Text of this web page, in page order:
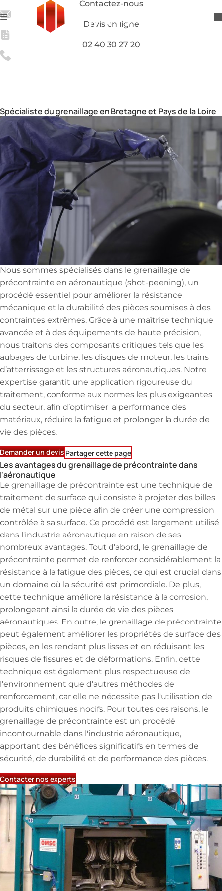
Contactez-nous
Devis en ligne
02 40 30 27 20
Spécialiste du grenaillage en Bretagne et Pays de la Loire
Nous sommes spécialisés dans le grenaillage de
précontrainte en aéronautique (shot-peening), un
procédé essentiel pour améliorer la résistance
mécanique et la durabilité des pièces soumises à des
contraintes extrêmes. Grâce à une maîtrise technique
avancée et à des équipements de haute précision,
nous traitons des composants critiques tels que les
aubages de turbine, les disques de moteur, les trains
d’atterrissage et les structures aéronautiques. Notre
expertise garantit une application rigoureuse du
traitement, conforme aux normes les plus exigeantes
du secteur, afin d’optimiser la performance des
matériaux, réduire la fatigue et prolonger la durée de
vie des pièces.
Demander un devisPartager cette page
Les avantages du grenaillage de précontrainte dans
l'aéronautique
Le grenaillage de précontrainte est une technique de
traitement de surface qui consiste à projeter des billes
de métal sur une pièce afin de créer une compression
contrôlée à sa surface. Ce procédé est largement utilisé
dans l'industrie aéronautique en raison de ses
nombreux avantages. Tout d'abord, le grenaillage de
précontrainte permet de renforcer considérablement la
résistance à la fatigue des pièces, ce qui est crucial dans
un domaine où la sécurité est primordiale. De plus,
cette technique améliore la résistance à la corrosion,
prolongeant ainsi la durée de vie des pièces
aéronautiques. En outre, le grenaillage de précontrainte
peut également améliorer les propriétés de surface des
pièces, en les rendant plus lisses et en réduisant les
risques de fissures et de déformations. Enfin, cette
technique est également plus respectueuse de
l'environnement que d'autres méthodes de
renforcement, car elle ne nécessite pas l'utilisation de
produits chimiques nocifs. Pour toutes ces raisons, le
grenaillage de précontrainte est un procédé
incontournable dans l'industrie aéronautique,
apportant des bénéfices significatifs en termes de
sécurité, de durabilité et de performance des pièces.
Contacter nos experts
Notre grenailleuse industrielle
Caractéristiques principales:
Table tournante Ø 1500 mm
Hauteur maximale : 600 mm
Poids maximum : 500 kg
Technologie avancée:
Grenaille inox
Variateur de fréquence
Dépoussiéreur ATEX
Avantages:
Réactivité et rapidité d’exécution
Traitement de surface uniforme et précis
Adapté aux secteurs exigeants : Aéronautique,